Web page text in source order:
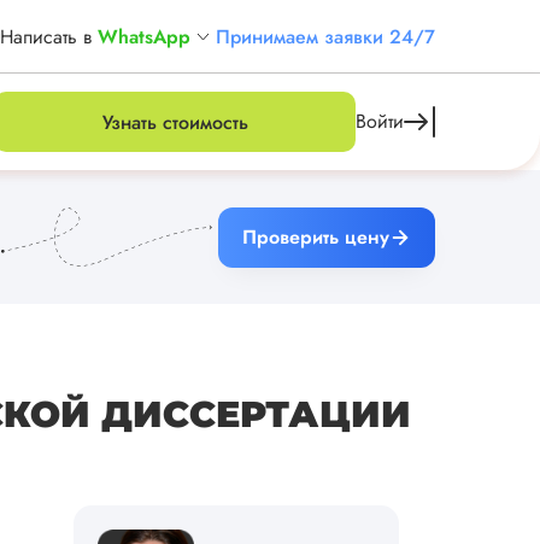
Написать в WhatsApp Принимаем заявки 24/7
Узнать стоимость Войти
Проверить цену
ДИССЕРТАЦИИ